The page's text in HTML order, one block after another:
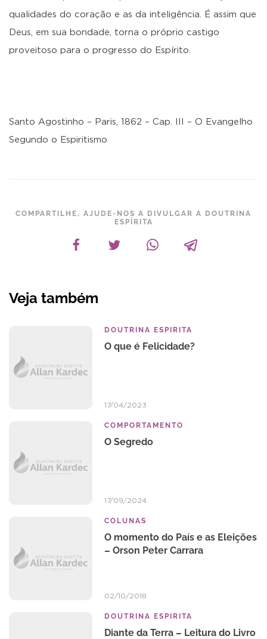
qualidades do coração e as da inteligência. É assim que
Deus, em sua bondade, torna o próprio castigo
proveitoso para o progresso do Espírito.
Santo Agostinho – Paris, 1862 – Cap. III – O Evangelho
Segundo o Espiritismo
COMPARTILHE, AJUDE-NOS A DIVULGAR A DOUTRINA
ESPÍRITA
Veja também
DOUTRINA ESPIRITA
O que é Felicidade?
17/04/2023
COMPORTAMENTO
O Segredo
17/09/2024
COLUNAS
O momento do País e as Eleições
– Orson Peter Carrara
02/10/2018
DOUTRINA ESPIRITA
Diante da Terra – Leitura do Livro